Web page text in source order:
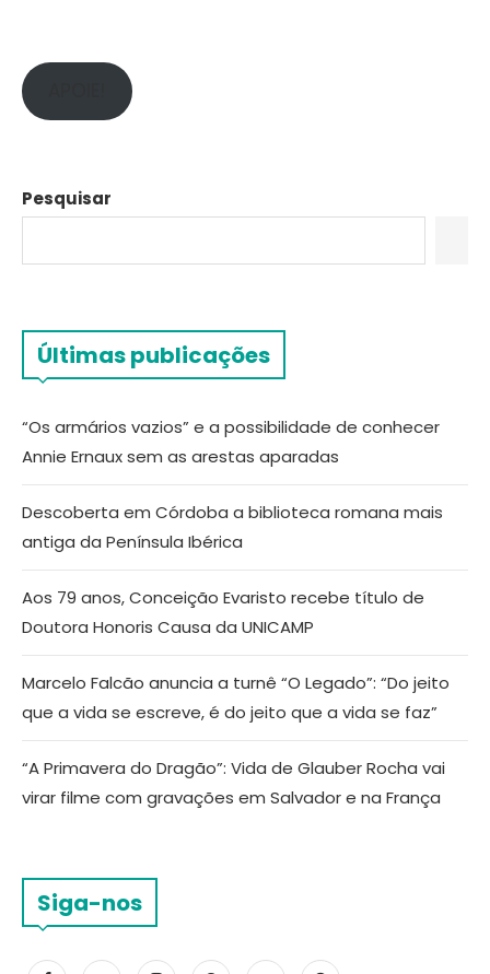
Pesquisar
Últimas publicações
“Os armários vazios” e a possibilidade de conhecer
Annie Ernaux sem as arestas aparadas
Descoberta em Córdoba a biblioteca romana mais
antiga da Península Ibérica
Aos 79 anos, Conceição Evaristo recebe título de
Doutora Honoris Causa da UNICAMP
Marcelo Falcão anuncia a turnê “O Legado”: “Do jeito
que a vida se escreve, é do jeito que a vida se faz”
“A Primavera do Dragão”: Vida de Glauber Rocha vai
virar filme com gravações em Salvador e na França
Siga-nos